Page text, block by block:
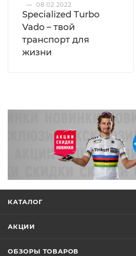
— 08.02.2022
Specialized Turbo
Vado – твой
транспорт для
жизни
КАТАЛОГ
АКЦИИ
ОБЗОРЫ ТОВАРОВ